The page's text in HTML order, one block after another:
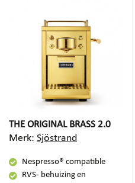
THE ORIGINAL BRASS 2.0
Merk: Sjöstrand
Nespresso® compatible
RVS- behuizing en